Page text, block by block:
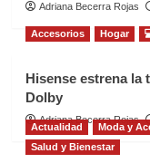
Adriana Becerra Rojas
Accesorios Hogar
Hisense estrena la
Dolby
Adriana Becerra Rojas
Actualidad Moda y
Salud y Bienestar